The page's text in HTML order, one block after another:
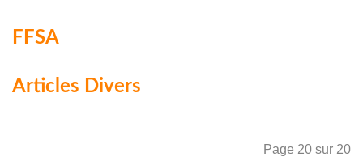
FFSA
Articles Divers
Page 20 sur 20